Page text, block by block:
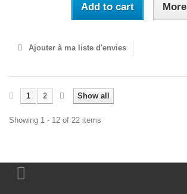
Add to cart More
Ajouter à ma liste d'envies
Show all
1 2
Showing 1 - 12 of 22 items